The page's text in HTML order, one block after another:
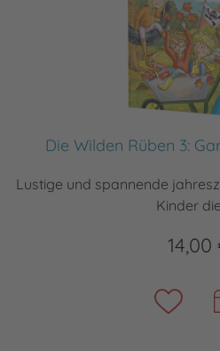
Die Wilden Rüben 3:
Lustige und spannende
Kinder
14,00